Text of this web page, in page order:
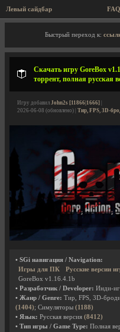
Левый сайдбар Описание игры,
Быстрый переход к:
Скачать игру GoreBox
торрент, полная русская
Игру добавил John2s [11866|1666]
2026-06-08 (обновлено) | Тир, FPS, 3D-
• SGi навигация / Navigation:
Игры для ПК
Русские версии
GoreBox v1.16.4.1b
• Разработчик / Developer: Инди-
• Жанр / Genre: Тир, FPS, 3D-
(1404); Симуляторы (1188)
• Язык: Русская версия (8412)
• Тип игры / Game Type: Полная